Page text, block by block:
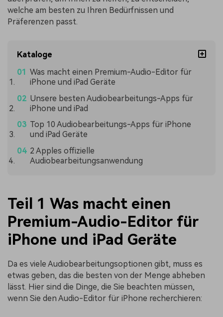
welche am besten zu Ihren Bedürfnissen und
Präferenzen passt.
Kataloge
Was macht einen Premium-Audio-Editor für
iPhone und iPad Geräte
Unsere besten Audiobearbeitungs-Apps für
iPhone und iPad
Top 10 Audiobearbeitungs-Apps für iPhone
und iPad Geräte
2 Apples offizielle
Audiobearbeitungsanwendung
Teil 1 Was macht einen
Premium-Audio-Editor für
iPhone und iPad Geräte
Da es viele Audiobearbeitungsoptionen gibt, muss es
etwas geben, das die besten von der Menge abheben
lässt. Hier sind die Dinge, die Sie beachten müssen,
wenn Sie den Audio-Editor für iPhone recherchieren: